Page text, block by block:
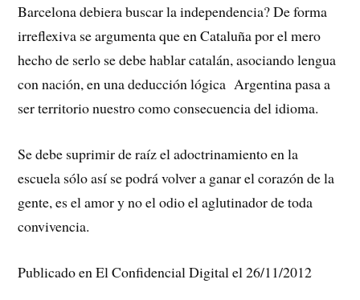
Barcelona debiera buscar la independencia? De forma
irreflexiva se argumenta que en Cataluña por el mero
hecho de serlo se debe hablar catalán, asociando lengua
con nación, en una deducción lógica Argentina pasa a
ser territorio nuestro como consecuencia del idioma.
Se debe suprimir de raíz el adoctrinamiento en la
escuela sólo así se podrá volver a ganar el corazón de la
gente, es el amor y no el odio el aglutinador de toda
convivencia.
Publicado en El Confidencial Digital el 26/11/2012